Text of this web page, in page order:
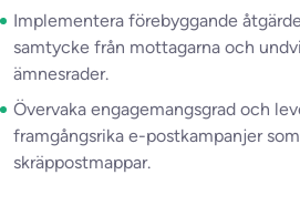
Implementera förebyggande
samtycke från mottagarna och
ämnesrader.
Övervaka engagemangsgrad och
framgångsrika e-postkampanjer
skräppostmappar.